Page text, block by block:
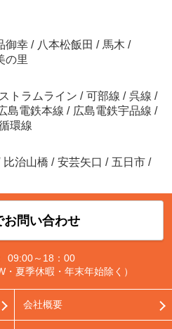
御幸 / 八本松飯田 / 馬木 /
の里
トラムライン / 可部線 / 呉線 /
島電鉄本線 / 広島電鉄宇品線 /
環線
比治山橋 / 安芸矢口 / 五日市 /
お問い合わせ
09:00～18：00
・夏季休暇・年末年始除く）
会社概要